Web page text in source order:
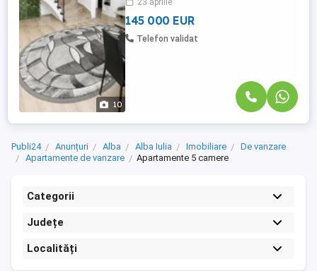
10
un stil de viata modern si relaxant.
Proprietatea este ...
23 aprilie
145 000 EUR
Telefon validat
Publi24 Anunțuri Alba Alba Iulia Imobiliare
De vanzare
Apartamente de vanzare
Apartamente 5 camere
Categorii
Județe
Localități